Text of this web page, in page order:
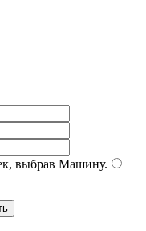
выбрав Машину.